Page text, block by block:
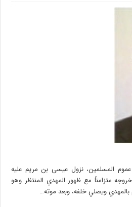
عموم المسلمين، نزول عيسى بن مريم عليه
متزامناً مع ظهور المهدي المنتظر وهو
ويصلي خلفه، وبعد موته…